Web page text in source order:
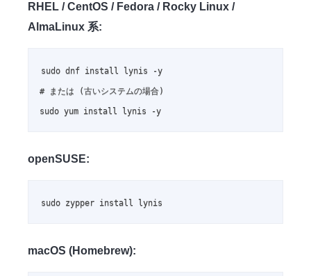
RHEL / CentOS / Fedora / Rocky Linux /
AlmaLinux 系:
sudo dnf install lynis -y
# または (古いシステムの場合)
sudo yum install lynis -y
openSUSE:
sudo zypper install lynis
macOS (Homebrew):